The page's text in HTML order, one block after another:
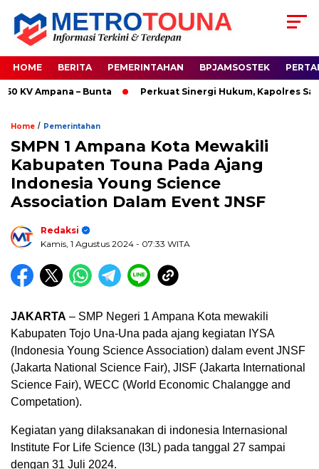
HOME BERITA PEMERINTAHAN BPJAMSOSTEK
– Bunta Perkuat Sinergi Hukum, Kapolres Sambut
Home / Pemerintahan
SMPN 1 Ampana Kota Mewakili
Kabupaten Touna Pada Ajang
Indonesia Young Science
Association Dalam Event JNSF
Redaksi
Kamis, 1 Agustus 2024 - 07:33 WITA
JAKARTA – SMP Negeri 1 Ampana Kota mewakili
Kabupaten Tojo Una-Una pada ajang kegiatan IYSA
(Indonesia Young Science Association) dalam event JNSF
(Jakarta National Science Fair), JISF (Jakarta International
Science Fair), WECC (World Economic Chalangge and
Competation).
Kegiatan yang dilaksanakan di indonesia Internasional
Institute For Life Science (I3L) pada tanggal 27 sampai
dengan 31 Juli 2024.